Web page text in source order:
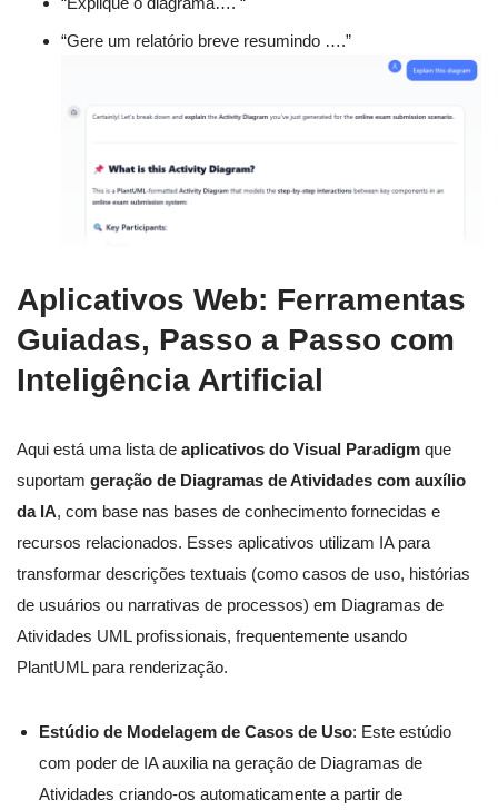
“Gere um relatório breve resumindo ….”
Aplicativos Web: Ferramentas
Guiadas, Passo a Passo com
Inteligência Artificial
Aqui está uma lista de aplicativos do Visual Paradigm que
suportam geração de Diagramas de Atividades com auxílio
da IA, com base nas bases de conhecimento fornecidas e
recursos relacionados. Esses aplicativos utilizam IA para
transformar descrições textuais (como casos de uso, histórias
de usuários ou narrativas de processos) em Diagramas de
Atividades UML profissionais, frequentemente usando
PlantUML para renderização.
Estúdio de Modelagem de Casos de Uso: Este estúdio
com poder de IA auxilia na geração de Diagramas de
Atividades criando-os automaticamente a partir de